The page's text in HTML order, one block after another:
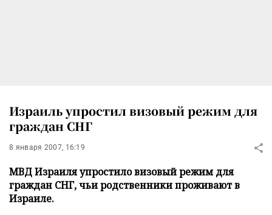
Израиль упростил визовый режим для
граждан СНГ
8 января 2007, 16:19
МВД Израиля упростило визовый режим для
граждан СНГ, чьи родственники проживают в
Израиле.